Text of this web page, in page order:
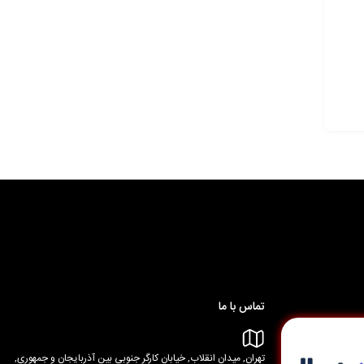
تماس با ما
تهران, میدان انقلاب, خیابان کارگر جنوبی بین آذربایجان و جمهوری,